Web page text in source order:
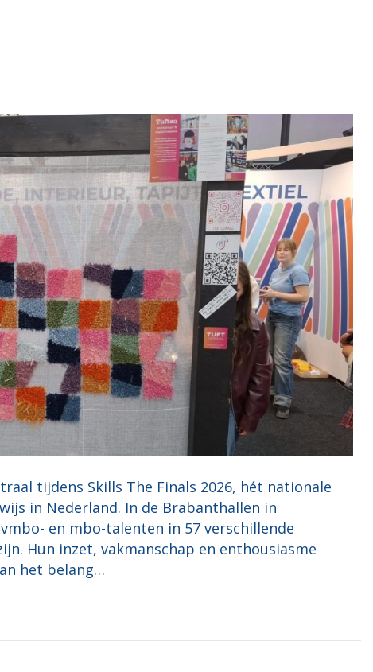
tijdens Skills The Finals 2026, hét nationale
in Nederland. In de Brabanthallen in
en mbo-talenten in 57 verschillende
Hun inzet, vakmanschap en enthousiasme
het belang…